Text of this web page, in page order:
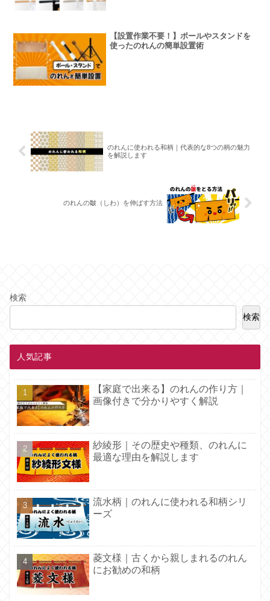
【設置作業不要！】ポールやスタンドを
使ったのれんの簡単設置術
のれんに使われる和柄｜代表的な8つの柄の魅力
を解説します
のれんの皺（しわ）を伸ばす方法
検索
検索
人気記事
【家庭で出来る】のれんの作り方｜
画像付きで分かりやすく解説
紗綾形｜その歴史や種類、のれんに
最適な理由を解説します
流水柄｜のれんに使われる和柄シリ
ーズ
菱文様｜古くから親しまれるのれん
にお勧めの和柄